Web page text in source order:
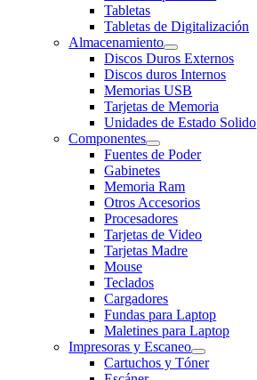
Tabletas
Tabletas de Digitalización
Almacenamiento
Discos Duros Externos
Discos duros Internos
Memorias USB
Tarjetas de Memoria
Unidades de Estado Solido
Componentes
Fuentes de Poder
Gabinetes
Memoria Ram
Otros Accesorios
Procesadores
Tarjetas de Video
Tarjetas Madre
Mouse
Teclados
Cargadores
Fundas para Laptop
Maletines para Laptop
Impresoras y Escaneo
Cartuchos y Tóner